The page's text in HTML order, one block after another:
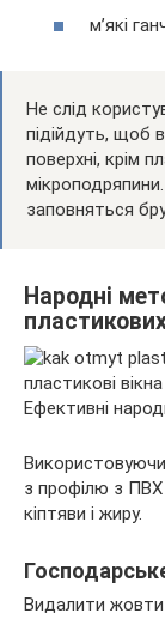
м’які
Не слід
підійдуть, щоб
поверхні, крім
заповняться
Народні
Ефективні
з профілю з ПВХ
кіптяви і жиру.
Видалити